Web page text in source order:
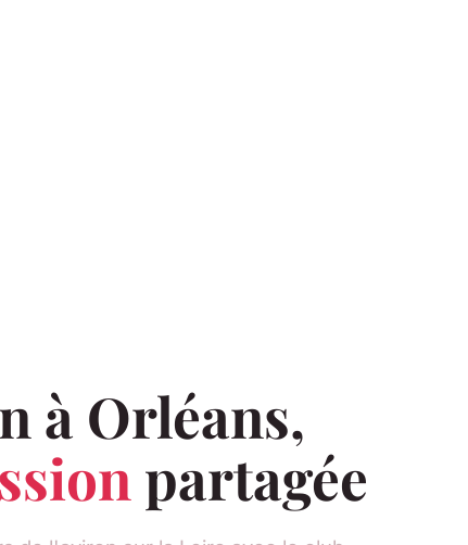
à Orléans,
partagée